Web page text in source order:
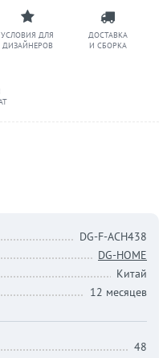
УСЛОВИЯ ДЛЯ
ДИЗАЙНЕРОВ
ДОСТАВКА
И СБОРКА
DG-F-ACH438
DG-HOME
Китай
12 месяцев
48